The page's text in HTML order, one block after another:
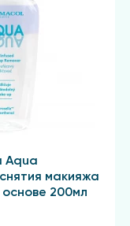
Aqua
макияжа
200мл